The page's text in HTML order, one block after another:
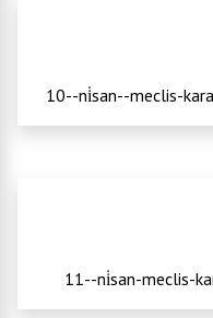
10--ni̇san--meclis-
11--ni̇san-meclis-